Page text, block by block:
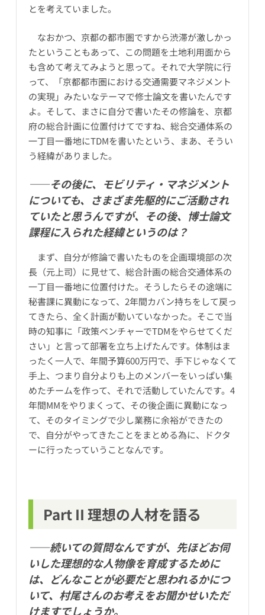
とを考えていました。
なおかつ、京都の都市圏ですから渋滞が激しかっ
たということもあって、この問題を土地利用面から
も含めて考えてみようと思って。それで大学院に行
って、「京都都市圏における交通需要マネジメント
の実現」みたいなテーマで修士論文を書いたんです
よ。そして、まさに自分で書いたその修論を、京都
府の総合計画に位置付けてですね、総合交通体系の
一丁目一番地にTDMを書いたという、まあ、そうい
う経緯がありました。
――その後に、モビリティ・マネジメント
についても、さまざま先駆的にご活動され
ていたと思うんですが、その後、博士論文
課程に入られた経緯というのは？
まず、自分が修論で書いたものを企画環境部の次
長（元上司）に見せて、総合計画の総合交通体系の
一丁目一番地に位置付けた。そうしたらその途端に
秘書課に異動になって、2年間カバン持ちをして戻っ
てきたら、全く計画が動いていなかった。そこで当
時の知事に「政策ベンチャーでTDMをやらせてくだ
さい」と言って部署を立ち上げたんです。体制はま
ったく一人で、年間予算600万円で、手下じゃなくて
手上、つまり自分よりも上のメンバーをいっぱい集
めたチームを作って、それで活動していたんです。4
年間MMをやりまくって、その後企画に異動になっ
て、そのタイミングで少し業務に余裕ができたの
で、自分がやってきたことをまとめる為に、ドクタ
ーに行ったっていうことなんです。
Part II 理想の人材を語る
――続いての質問なんですが、先ほどお伺
いした理想的な人物像を育成するために
は、どんなことが必要だと思われるかにつ
いて、村尾さんのお考えをお聞かせいただ
けますでしょうか。